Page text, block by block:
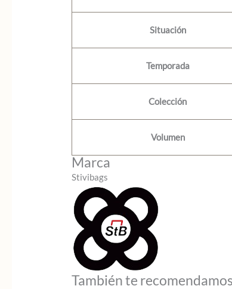
Situación
Temporada
Colección
Volumen
Marca
Stivibags
También te